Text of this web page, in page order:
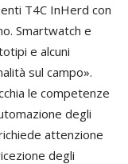
T4C InHerd con
Smartwatch e
e alcuni
sul campo».
le competenze
degli
attenzione
degli